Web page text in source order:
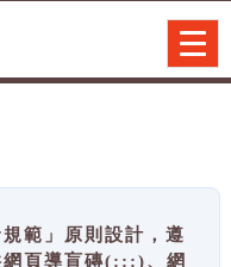
範」原則設計，遵
網頁導盲磚(:::)、網